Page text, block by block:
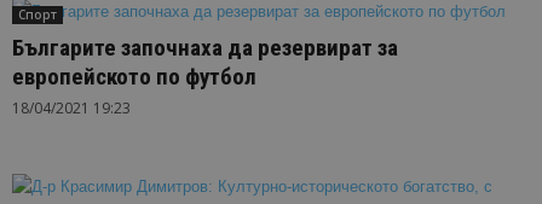
Спорт
Българите започнаха да резервират за
европейското по футбол
18/04/2021 19:23